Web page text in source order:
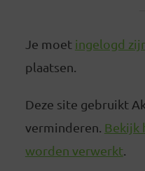
Je moet ingelogd
plaatsen.
Deze site gebruikt
verminderen. Bekijk
worden verwerkt.